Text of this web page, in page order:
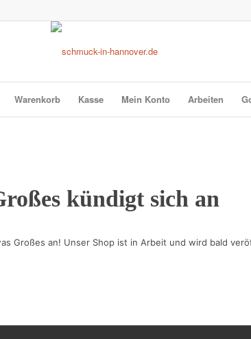
Warenkorb Kasse Mein Konto Arbeiten
kündigt sich an
Großes an! Unser Shop ist in Arbeit und wird bald